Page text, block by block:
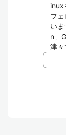
inux
フェ
い
n、
津々